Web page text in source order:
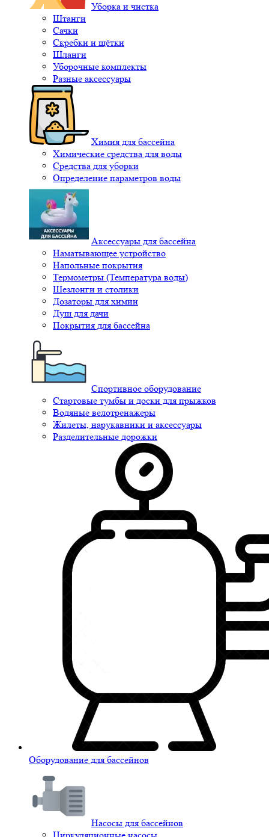
Уборка и чистка
Штанги
Сачки
Скребки и щётки
Шланги
Уборочные комплекты
Разные аксессуары
Химия для бассейна
Химические средства для воды
Средства для уборки
Определение параметров воды
Аксессуары для бассейна
Наматывающее устройство
Напольные покрытия
Термометры (Температура воды)
Шезлонги и столики
Дозаторы для химии
Душ для дачи
Покрытия для бассейна
Спортивное оборудование
Стартовые тумбы и доски для прыжков
Водяные велотренажеры
Жилеты, нарукавники и аксессуары
Разделительные дорожки
Оборудование для бассейнов
Насосы для бассейнов